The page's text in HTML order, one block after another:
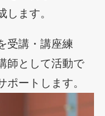
ます。
受講・講座練
師として活動で
ートします。